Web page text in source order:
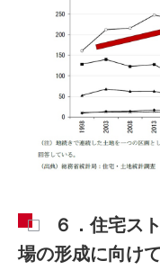
６．住宅ス
場の形成に向けて